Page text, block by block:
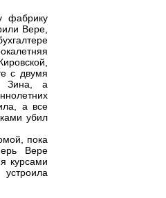
фабрику
Вере,
с двумя
Зина, а
а все
убил
пока
Вере
курсами